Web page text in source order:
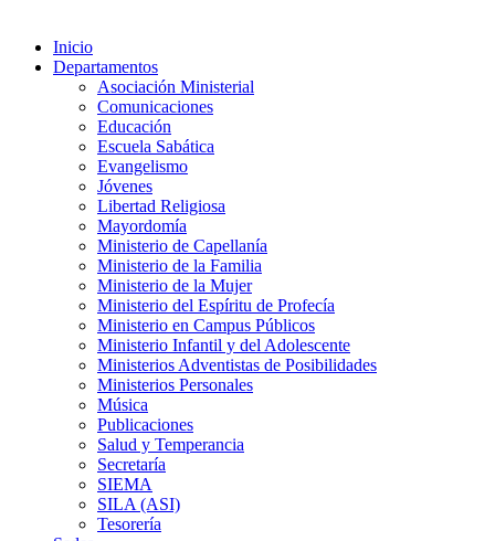
Inicio
Departamentos
Asociación Ministerial
Comunicaciones
Educación
Escuela Sabática
Evangelismo
Jóvenes
Libertad Religiosa
Mayordomía
Ministerio de Capellanía
Ministerio de la Familia
Ministerio de la Mujer
Ministerio del Espíritu de Profecía
Ministerio en Campus Públicos
Ministerio Infantil y del Adolescente
Ministerios Adventistas de Posibilidades
Ministerios Personales
Música
Publicaciones
Salud y Temperancia
Secretaría
SIEMA
SILA (ASI)
Tesorería